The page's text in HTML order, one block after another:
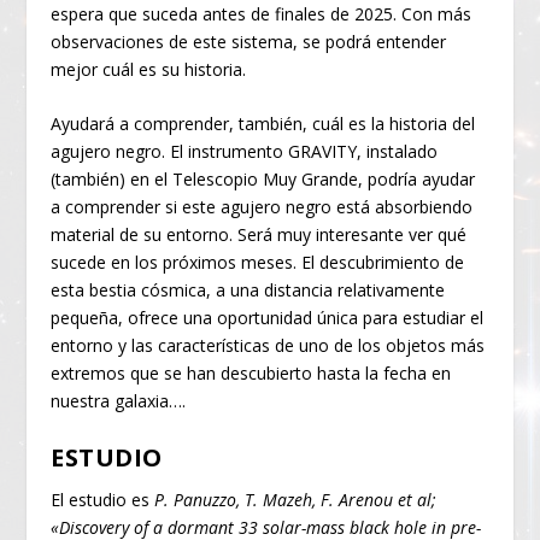
espera que suceda antes de finales de 2025. Con más
observaciones de este sistema, se podrá entender
mejor cuál es su historia.
Ayudará a comprender, también, cuál es la historia del
agujero negro. El instrumento GRAVITY, instalado
(también) en el Telescopio Muy Grande, podría ayudar
a comprender si este agujero negro está absorbiendo
material de su entorno. Será muy interesante ver qué
sucede en los próximos meses. El descubrimiento de
esta bestia cósmica, a una distancia relativamente
pequeña, ofrece una oportunidad única para estudiar el
entorno y las características de uno de los objetos más
extremos que se han descubierto hasta la fecha en
nuestra galaxia….
ESTUDIO
El estudio es P. Panuzzo, T. Mazeh, F. Arenou et al;
«Discovery of a dormant 33 solar-mass black hole in pre-